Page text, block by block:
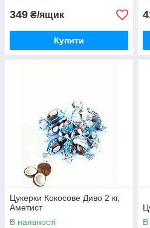
349 ₴/ящик
Купити
Цукерки Кокосове Диво 2 кг,
Аметист
В наявності
В